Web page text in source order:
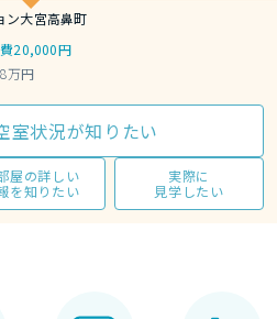
ン大宮高鼻町
20,000円
万円
室状況が知りたい
屋の詳しい
を知りたい
実際に
見学したい